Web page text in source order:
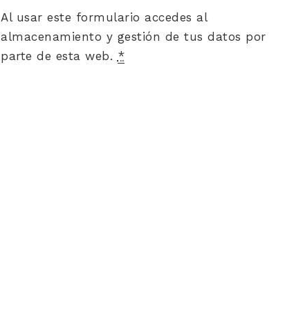
Al usar este formulario accedes al
almacenamiento y gestión de tus datos por
parte de esta web. *